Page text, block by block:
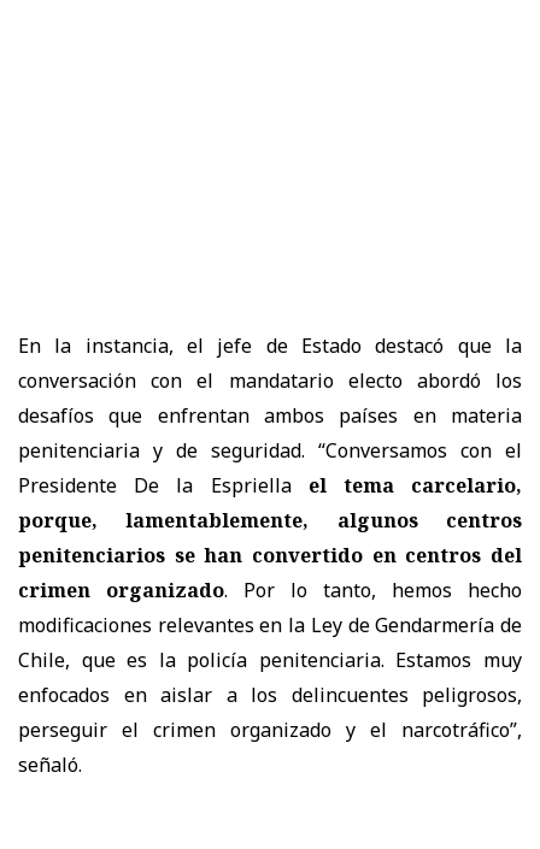
En la instancia, el jefe de Estado destacó que la
conversación con el mandatario electo abordó los
desafíos que enfrentan ambos países en materia
penitenciaria y de seguridad. “Conversamos con el
Presidente De la Espriellael tema carcelario,
porque, lamentablemente, algunos centros
penitenciarios se han convertido en centros del
crimen organizado. Por lo tanto, hemos hecho
modificaciones relevantes en la Ley de Gendarmería de
Chile, que es la policía penitenciaria. Estamos muy
enfocados en aislar a los delincuentes peligrosos,
perseguir el crimen organizado y el narcotráfico”,
señaló.